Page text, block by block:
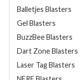
Balletjes Blasters
Gel Blasters
BuzzBee Blasters
Dart Zone Blasters
Laser Tag Blasters